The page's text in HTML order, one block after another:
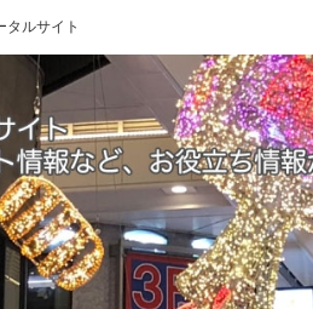
タルサイト